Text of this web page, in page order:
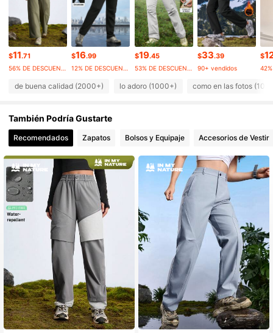
4.85 217K Seguidores
4.85 217K Seguidores
4.85 217K Seguidores
4.85 217K Seguidores
4.85 217K Seguidores
4.85 217K Seguidores
4.85 217K Seguidores
$11.71
56% DE DESCUENTO
$16.99
12% DE DESCUENTO
$19.45
53% DE DESCUENTO
$33.39
90+ vendidos
$
de buena calidad (2000+) lo adoro (1000+) como en las fotos
También Podría Gustarte
Recomendados Zapatos Bolsos y Equipaje Accesorios de Vestir